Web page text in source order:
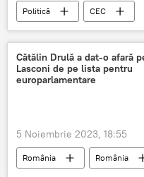
Politică
CEC
Alegeri locale generale în
Cătălin Drulă a dat-o afară
Lasconi de pe lista pentru
europarlamentare
5 Noiembrie 2023, 18:55
România România